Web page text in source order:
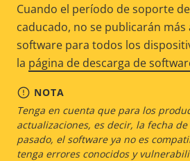
Cuando el período de soporte de
caducado, no se publicarán más
software para todos los
la página de descarga de
NOTA
Tenga en cuenta que para los
actualizaciones, es decir, la fecha de
pasado, el software ya no es
tenga errores conocidos y